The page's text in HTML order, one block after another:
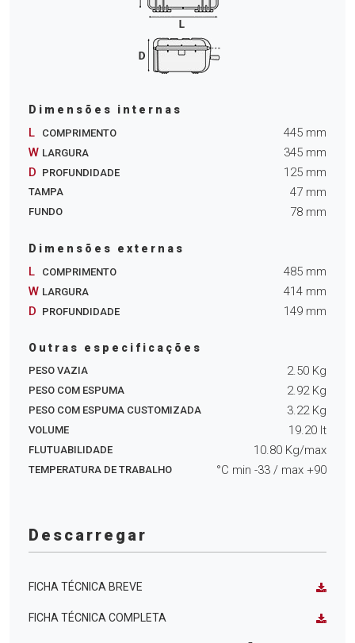
Dimensões internas
L COMPRIMENTO 445 mm
W LARGURA 345 mm
D PROFUNDIDADE 125 mm
TAMPA 47 mm
FUNDO 78 mm
Dimensões externas
L COMPRIMENTO 485 mm
W LARGURA 414 mm
D PROFUNDIDADE 149 mm
Outras especificações
PESO VAZIA 2.50 Kg
PESO COM ESPUMA 2.92Kg
PESO COM ESPUMA CUSTOMIZADA 3.22Kg
VOLUME 19.20 lt
FLUTUABILIDADE 10.80 Kg/max
TEMPERATURA DE TRABALHO °C min -33 / max +90
Descarregar
FICHA TÉCNICA BREVE
FICHA TÉCNICA COMPLETA